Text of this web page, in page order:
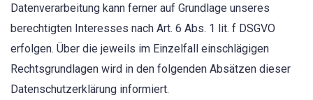
Datenverarbeitung kann ferner auf Grundlage unseres
berechtigten Interesses nach Art. 6 Abs. 1 lit. f DSGVO
erfolgen. Über die jeweils im Einzelfall einschlägigen
Rechtsgrundlagen wird in den folgenden Absätzen dieser
Datenschutzerklärung informiert.